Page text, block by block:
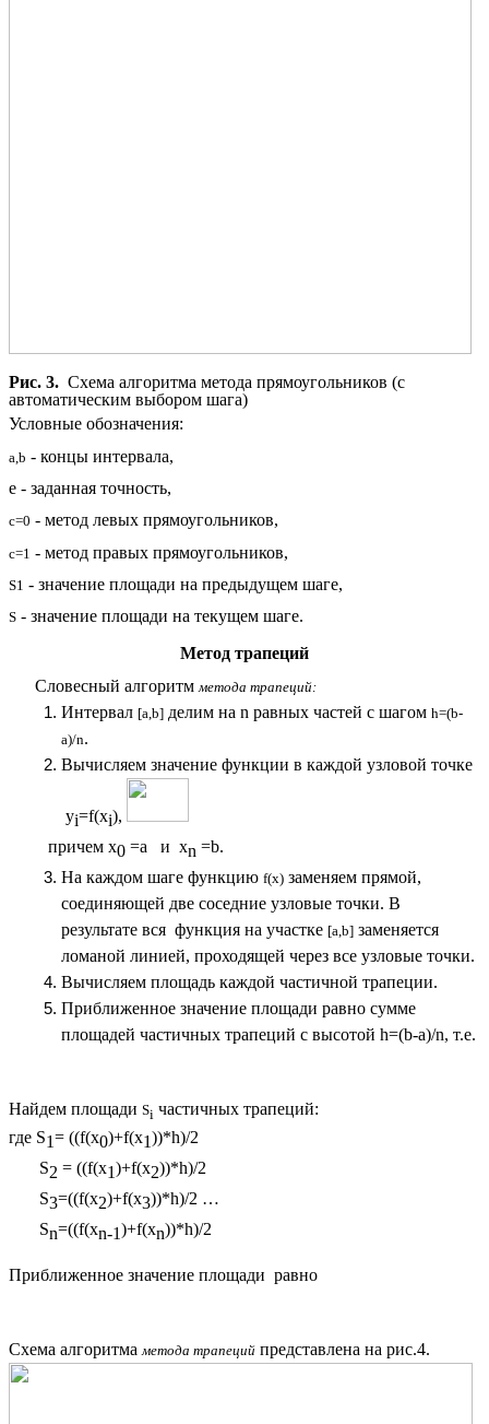
Рис. 3. Схема алгоритма метода прямоугольников (с
автоматическим выбором шага)
Условные обозначения:
a,b - концы интервала,
e - заданная точность,
с=0 - метод левых прямоугольников,
с=1 - метод правых прямоугольников,
S1 - значение площади на предыдущем шаге,
S - значение площади на текущем шаге.
Метод трапеций
Словесный алгоритм метода трапеций:
Интервал [a,b] делим на n равных частей с шагом h=(b-
a)/n.
Вычисляем значение функции в каждой узловой точке
yi=f(xi),
причем х0 =а и хn =b.
На каждом шаге функцию f(x) заменяем прямой,
соединяющей две соседние узловые точки. В
результате вся функция на участке [a,b] заменяется
ломаной линией, проходящей через все узловые точки.
Вычисляем площадь каждой частичной трапеции.
Приближенное значение площади равно сумме
площадей частичных трапеций с высотой h=(b-a)/n, т.е.
Найдем площади Si частичных трапеций:
где S1= ((f(x0)+f(x1))*h)/2
S2 = ((f(x1)+f(x2))*h)/2
S3=((f(x2)+f(x3))*h)/2 …
Sn=((f(xn-1)+f(xn))*h)/2
Приближенное значение площади равно
Схема алгоритма метода трапеций представлена на рис.4.